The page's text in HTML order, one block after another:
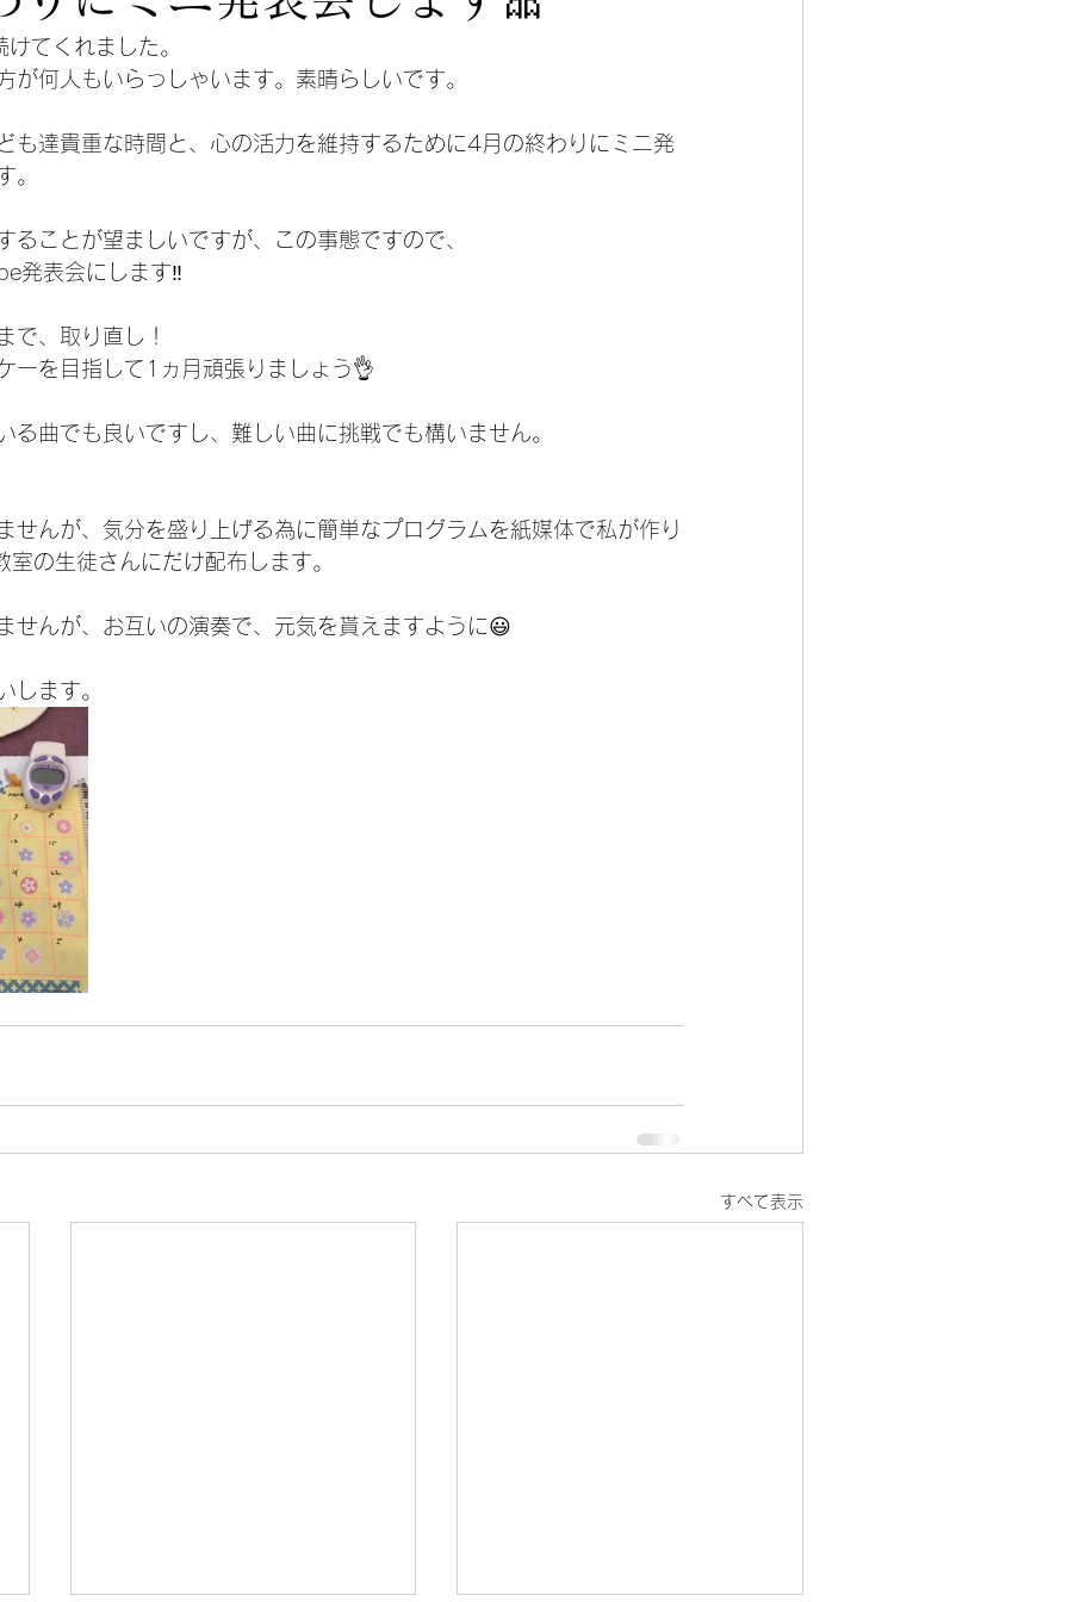
てくれました。
が何人もいらっしゃいます。素晴らしいです。
も達貴重な時間と、心の活力を維持するために4月の終わりにミニ発
。
ることが望ましいですが、この事態ですので、
発表会にします‼️
で、取り直し！
ーを目指して1ヵ月頑張りましょう👌
る曲でも良いですし、難しい曲に挑戦でも構いません。
せんが、気分を盛り上げる為に簡単なプログラムを紙媒体で私が作り
の生徒さんにだけ配布します。
せんが、お互いの演奏で、元気を貰えますように😃
します。
すべて表示